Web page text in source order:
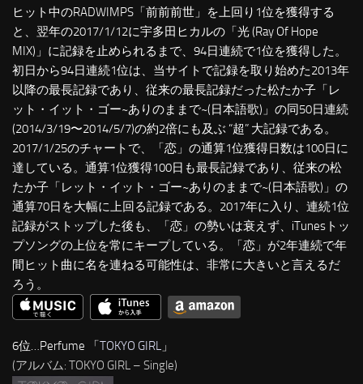
ヒット中のRADWIMPS「前前前世」を上回り1位を獲得する
と、翌年の2017/1/12に宇多田ヒカルの「光 (Ray Of Hope
MIX)」に記録を止められるまで、94日連続で1位を獲得した。
初日から94日連続1位は、当サイトで記録を取り始めた2013年
以降の最長記録であり、従来の最長記録だった松たか子「レ
ット・イット・ゴー~ありのままで~(日本語歌)」の同50日連続
(2014/3/19〜2014/5/7)の約2倍にも及ぶ “超” 大記録である。
2017/1/25のチャートで、「恋」の通算1位獲得日数は100日に
達している。通算1位獲得100日も最長記録であり、従来の松
たか子「レット・イット・ゴー~ありのままで~(日本語歌)」の
通算70日を大幅に上回る記録である。2017年に入り、連続1位
記録がストップした後も、「恋」の勢いは衰えず、iTunesトッ
プソングの上位を常にキープしている。「恋」が2年連続で年
間ヒット曲に名を連ねる可能性は、非常に大きいと言えるだ
ろう。
6位…Perfume 「TOKYO GIRL 」
(アルバム: TOKYO GIRL – Single)